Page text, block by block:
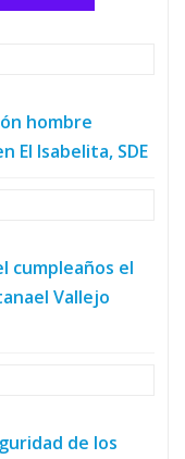
hombre
El Isabelita, SDE
cumpleaños el
Vallejo
de los